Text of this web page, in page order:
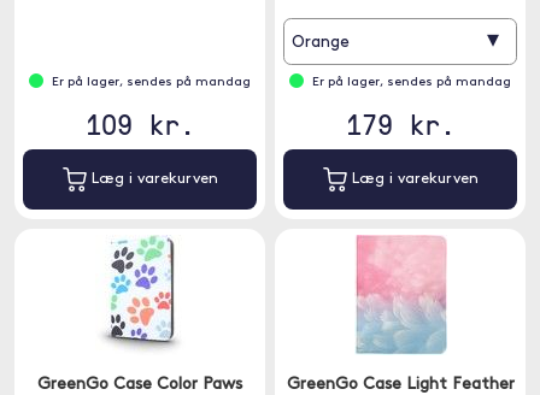
Er på lager, sendes på mandag
109 kr.
Læg i varekurven
Orange ▾
Er på lager, sendes på mandag
179 kr.
Læg i varekurven
GreenGo Case Color Paws
GreenGo Case Light Feather